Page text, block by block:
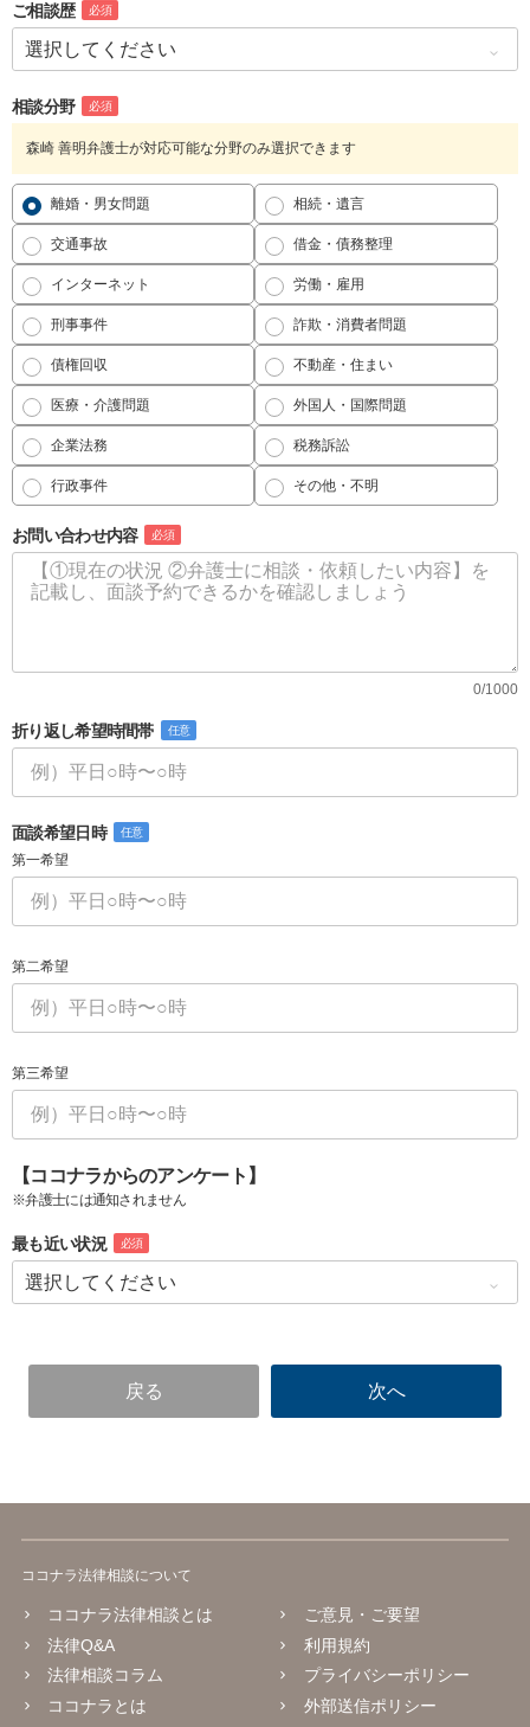
ご相談歴 必須
相談分野 必須
森崎 善明弁護士が対応可能な分野のみ選択できます
離婚・男女問題 相続・遺言
交通事故 借金・債務整理
インターネット 労働・雇用
刑事事件 詐欺・消費者問題
債権回収 不動産・住まい
医療・介護問題 外国人・国際問題
企業法務 税務訴訟
行政事件 その他・不明
お問い合わせ内容 必須
0/1000
折り返し希望時間帯 任意
面談希望日時 任意
第一希望
第二希望
第三希望
【ココナラからのアンケート】
※弁護士には通知されません
最も近い状況 必須
ココナラ法律相談について
ココナラ法律相談とは
法律Q&A
法律相談コラム
ココナラとは
ご意見・ご要望
利用規約
プライバシーポリシー
外部送信ポリシー